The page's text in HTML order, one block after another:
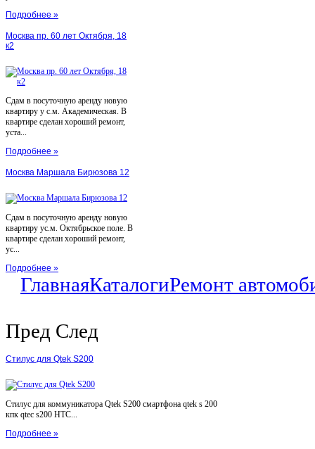
Подробнее »
Москва пр. 60 лет Октября, 18
к2
Сдам в посуточную аренду новую
квартиру у с.м. Академическая. В
квартире сделан хороший ремонт,
уста...
Подробнее »
Москва Маршала Бирюзова 12
Сдам в посуточную аренду новую
квартиру ус.м. Октябрьское поле. В
квартире сделан хороший ремонт,
ус...
Подробнее »
ГлавнаяКаталогиРемонт
Пред След
Стилус для Qtek S200
Стилус для коммуникатора Qtek S200 смартфона qtek s 200
кпк qtec s200 HTC...
Подробнее »